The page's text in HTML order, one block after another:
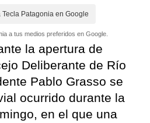
Tecla Patagonia en Google
a tus medios preferidos en Google.
la apertura de
Deliberante de Río
Pablo Grasso se
ocurrido durante la
en el que una